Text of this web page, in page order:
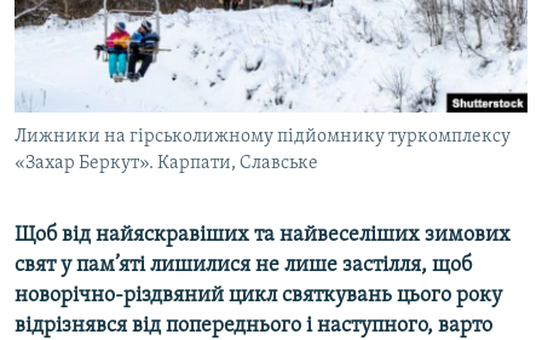
СВІДЧЕННЯ ОКУПАЦІЇ
УКРАЇНСЬКА ПРОБЛЕМА КРИМУ
ІНФОГРАФІКА
Qırımtatar
ДОЛУЧАЙСЯ!
Лижники на гірськолижному підйомнику туркомплексу
«Захар Беркут». Карпати, Славське
Щоб від найяскравіших та найвеселіших зимових
свят у пам’яті лишилися не лише застілля, щоб
новорічно-різдвяний цикл святкувань цього року
відрізнявся від попереднього і наступного, варто